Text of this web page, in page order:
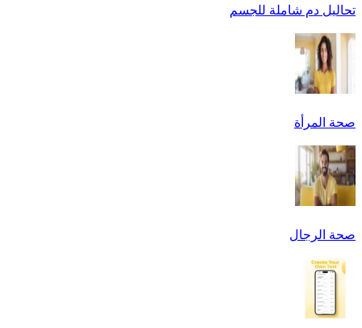
تحاليل دم شاملة للجسم
صحة المرأة
صحة الرجال